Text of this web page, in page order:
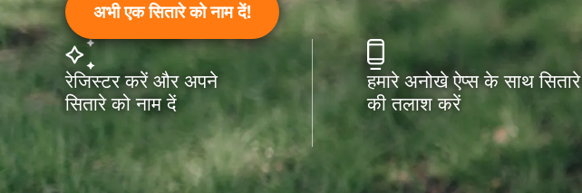
अभी एक सितारे को नाम दें!
रेजिस्टर करें और अपने
सितारे को नाम दें
हमारे अनोखे ऐप्स के साथ सितारे
की तलाश करें